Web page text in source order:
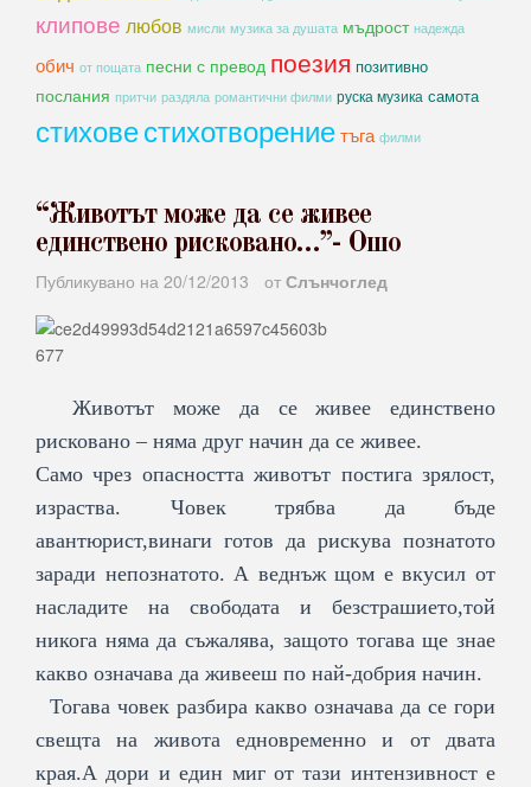
клипове любов мисли музика за душата мъдрост надежда
обич от пощата песни с превод поезия позитивно
послания притчи раздяла романтични филми руска музика самота
стиховестихотворениетъга филми
“Животът може да се живее
единствено рисковано…”- Oшо
Публикувано на 20/12/2013 от Слънчоглед
Животът може да се живее единствено
рисковано – няма друг начин да се живее.
Само чрез опасността животът постига зрялост,
израства. Човек трябва да бъде
авантюрист,винаги готов да рискува познатото
заради непознатото. А веднъж щом е вкусил от
насладите на свободата и безстрашието,той
никога няма да съжалява, защото тогава ще знае
какво означава да живееш по най-добрия начин.
Тогава човек разбира какво означава да се гори
свещта на живота едновременно и от двата
края.А дори и един миг от тази интензивност е